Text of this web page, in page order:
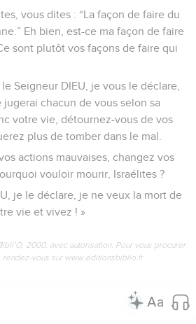
vous dites : “La façon de faire du
Eh bien, est-ce ma façon de faire
sont plutôt vos façons de faire qui
Seigneur DIEU, je vous le déclare,
jugerai chacun de vous selon sa
votre vie, détournez-vous de vos
plus de tomber dans le mal.
actions mauvaises, changez vos
vouloir mourir, Israélites ?
je le déclare, je ne veux la mort de
vie et vivez ! »
2000, avec autorisation. Pour vous procurer
rendez-vous sur www.editionsbiblio.fr